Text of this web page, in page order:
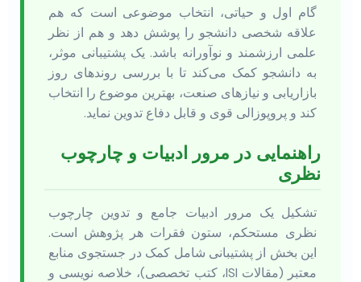
گام اول و حیاتی، انتخاب موضوعی است که هم
علاقه شخصی دانشجو را پوشش دهد و هم از نظر
علمی ارزشمند و نوآورانه باشد. یک پشتیبانی موثر،
به دانشجو کمک می‌کند تا با بررسی روندهای روز
بازاریابی و نیازهای صنعت، بهترین موضوع را انتخاب
کند و پروپوزالی قوی و قابل دفاع تدوین نماید.
راهنمایی در مرور ادبیات و چارچوب
نظری
تشکیل یک مرور ادبیات جامع و تدوین چارچوب
نظری مستحکم، ستون فقرات هر پژوهش است.
این بخش از پشتیبانی شامل کمک در جستجوی منابع
معتبر (مقالات ISI، کتب تخصصی)، خلاصه نویسی و